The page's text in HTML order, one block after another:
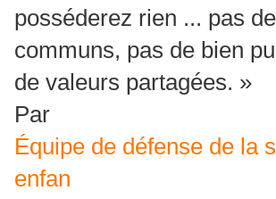
posséderez rien ... pas
communs, pas de bien
de valeurs partagées. »
Par
Équipe de défense de la
enfan